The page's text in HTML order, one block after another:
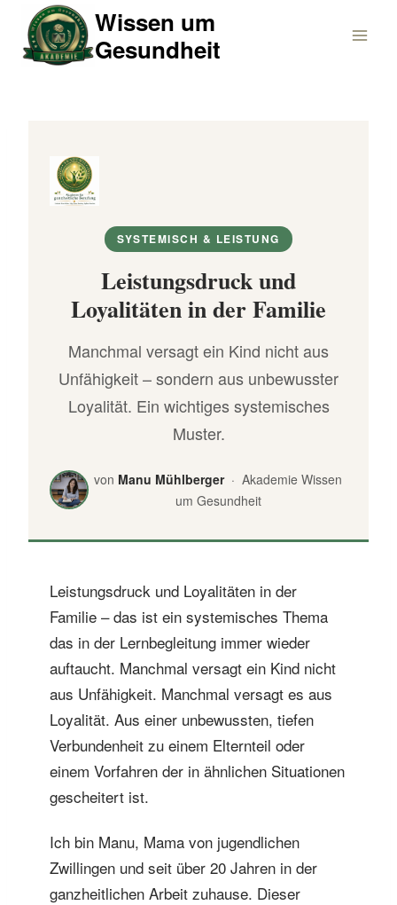
Inhalt
springen
Wissen um
Gesundheit
SYSTEMISCH & LEISTUNG
Leistungsdruck und
Loyalitäten in der Familie
Manchmal versagt ein Kind nicht aus
Unfähigkeit – sondern aus unbewusster
Loyalität. Ein wichtiges systemisches
Muster.
von Manu Mühlberger· Akademie Wissen
um Gesundheit
Leistungsdruck und Loyalitäten in der
Familie – das ist ein systemisches Thema
das in der Lernbegleitung immer wieder
auftaucht. Manchmal versagt ein Kind nicht
aus Unfähigkeit. Manchmal versagt es aus
Loyalität. Aus einer unbewussten, tiefen
Verbundenheit zu einem Elternteil oder
einem Vorfahren der in ähnlichen Situationen
gescheitert ist.
Ich bin Manu, Mama von jugendlichen
Zwillingen und seit über 20 Jahren in der
ganzheitlichen Arbeit zuhause. Dieser